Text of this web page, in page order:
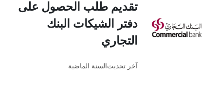
تقديم طلب الحصول على
دفتر الشيكات البنك
التجاري
آخر تحديث السنة الماضية